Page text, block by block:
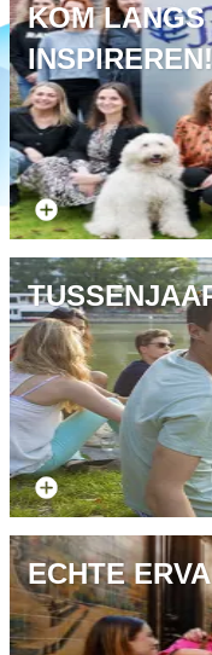
KOM
INSPIREREN!
Maak een
Wat is een
ECHTE